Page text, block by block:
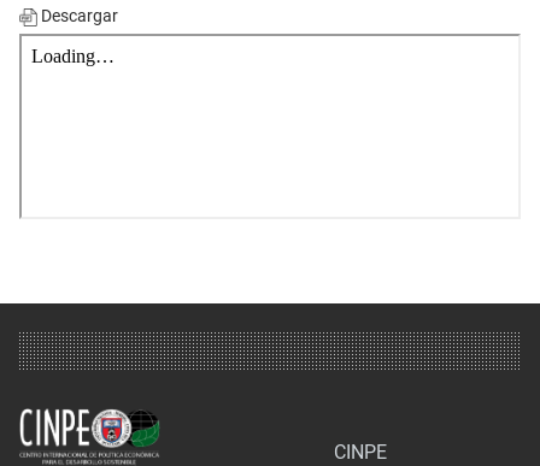
Descargar
CINPE